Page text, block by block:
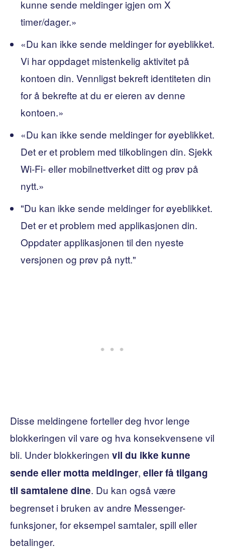
kunne sende meldinger igjen om X
timer/dager.»
«Du kan ikke sende meldinger for øyeblikket.
Vi har oppdaget mistenkelig aktivitet på
kontoen din. Vennligst bekreft identiteten din
for å bekrefte at du er eieren av denne
kontoen.»
«Du kan ikke sende meldinger for øyeblikket.
Det er et problem med tilkoblingen din. Sjekk
Wi-Fi- eller mobilnettverket ditt og prøv på
nytt.»
"Du kan ikke sende meldinger for øyeblikket.
Det er et problem med applikasjonen din.
Oppdater applikasjonen til den nyeste
versjonen og prøv på nytt."
Disse meldingene forteller deg hvor lenge
blokkeringen vil vare og hva konsekvensene vil
bli. Under blokkeringen vil du ikke kunne
sende eller motta meldinger, eller få tilgang
til samtalene dine. Du kan også være
begrenset i bruken av andre Messenger-
funksjoner, for eksempel samtaler, spill eller
betalinger.